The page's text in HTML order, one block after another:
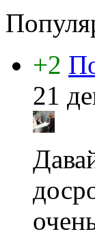
+2
21